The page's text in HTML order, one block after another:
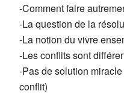
-Comment faire
-La question de la
-La notion du vivre
-Les conflits sont
-Pas de solution
conflit)